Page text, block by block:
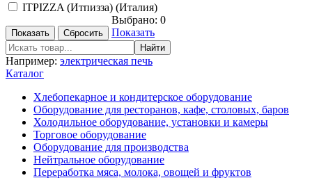
ITPIZZA (Итпизза) (Италия)
Выбрано: 0
Показать
Например: электрическая печь
Каталог
Хлебопекарное и кондитерское оборудование
Оборудование для ресторанов, кафе, столовых, баров
Холодильное оборудование, установки и камеры
Торговое оборудование
Оборудование для производства
Нейтральное оборудование
Переработка мяса, молока, овощей и фруктов